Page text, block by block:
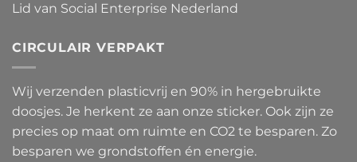
Lid van Social Enterprise Nederland
CIRCULAIR VERPAKT
Wij verzenden plasticvrij en 90% in hergebruikte
doosjes. Je herkent ze aan onze sticker. Ook zijn ze
precies op maat om ruimte en CO2 te besparen. Zo
besparen we grondstoffen én energie.